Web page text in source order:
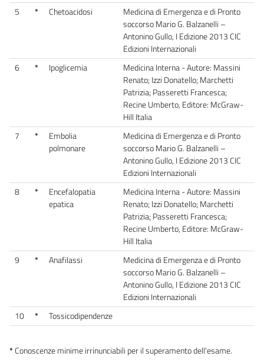
5
* Chetoacidosi
Medicina di Emergenza e di Pronto
soccorso Mario G. Balzanelli –
Antonino Gullo, I Edizione 2013 CIC
Edizioni Internazionali
6
* Ipoglicemia
Medicina Interna - Autore: Massini
Renato; Izzi Donatello; Marchetti
Patrizia; Passeretti Francesca;
Recine Umberto, Editore: McGraw-
Hill Italia
7
*
Embolia
polmonare
Medicina di Emergenza e di Pronto
soccorso Mario G. Balzanelli –
Antonino Gullo, I Edizione 2013 CIC
Edizioni Internazionali
8
*
Encefalopatia
epatica
Medicina Interna - Autore: Massini
Renato; Izzi Donatello; Marchetti
Patrizia; Passeretti Francesca;
Recine Umberto, Editore: McGraw-
Hill Italia
9
* Anafilassi
Medicina di Emergenza e di Pronto
soccorso Mario G. Balzanelli –
Antonino Gullo, I Edizione 2013 CIC
Edizioni Internazionali
10
* Tossicodipendenze
*Conoscenze minime irrinunciabili per il superamento dell'esame.